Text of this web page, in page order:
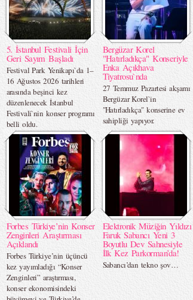
5. İstanbul Festivali İçin
Geri Sayım Başladı
Festival Park Yenikapı`da 1–
16 Ağustos 2026 tarihleri
arasında beşinci kez
düzenlenecek İstanbul
Festivali`nin konser programı
belli oldu.
Bergüzar Korel
"Hatırladıkça" Konseriyle
Enka Açıkhava
Tiyatrosu`nda
27 Temmuz Pazartesi akşamı
Bergüzar Korel`in
"Hatırladıkça" konserine ev
sahipliği yapıyor.
Forbes Türkiye’nin Konser
Zenginleri Araştırması
Açıklandı
Forbes Türkiye’nin üçüncü
kez yayımladığı “Konser
Zenginleri” araştırması,
konser ekonomisindeki
Elektronik Müziğin Yıldızı
Faruk Sabancı Yeni 3
Boyutlu Dev Sahnesiyle
İlk Kez Parkorman’da!
Sabancı’dan tekno şov…